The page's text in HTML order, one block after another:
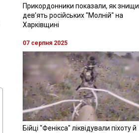
Прикордонники показали, як
девʼять російських "Молній" на
Харківщині
07 серпня 2025
Бійці "Фенікса" ліквідували піхоту й